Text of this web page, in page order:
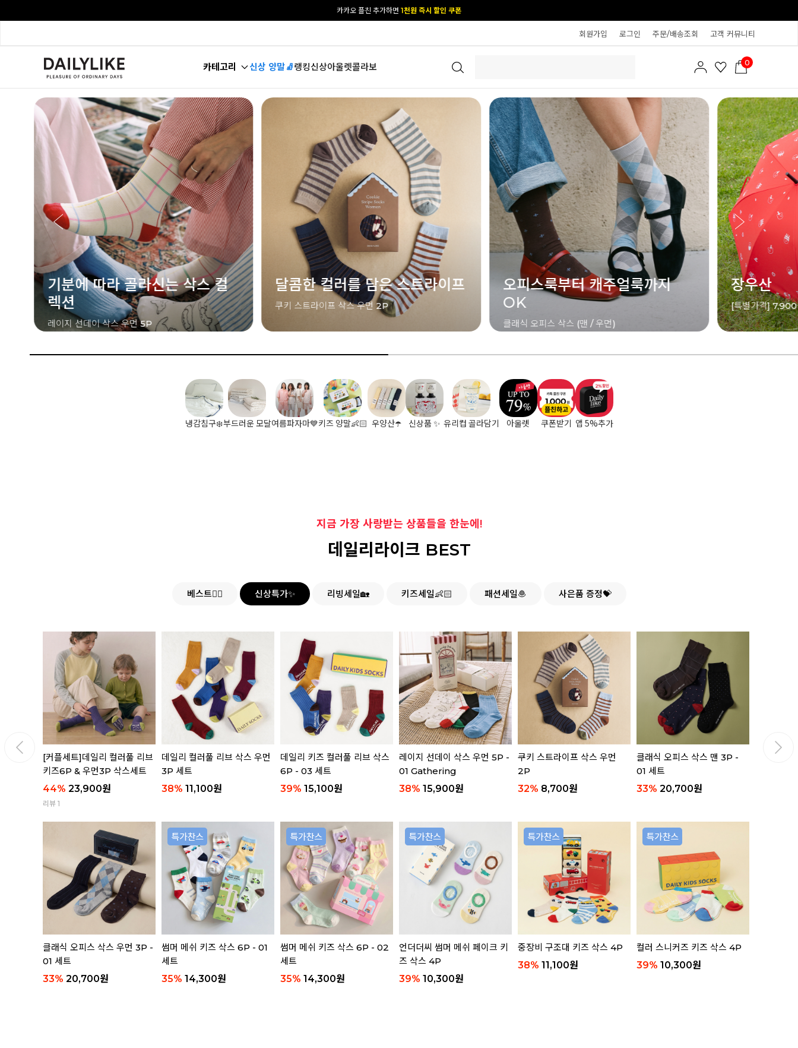
카카오 플친 추가하면 1천원 즉시 할인 쿠폰
회원가입 로그인 주문/배송조회 고객 커뮤니티
카테고리 신상 양말🧦랭킹신상아울렛콜라보 0
달콤한 컬러를 담은 스트라이프
쿠키 스트라이프 삭스 우먼 2P
오피스룩부터 캐주얼룩까지
OK
장우산
[특별가격] 7,900원
오디즈 섬
[특별가격]
냉감침구❄️부드러운 모달여름파자마💙키즈 양말👶🏻 우양산☂️ 신상품 ✨ 유리컵 골라담기 아울렛
플친하고
쿠폰받기 앱 5%추가
지금 가장 사랑받는 상품들을 한눈에!
데일리라이크 BEST
베스트👍🏻 신상특가✨ 리빙세일🏡 키즈세일👶🏻 패션세일🧆 사은품 증정💝
스 4P
[커플세트]데일리 컬러풀 리브
키즈6P & 우먼3P 삭스세트
44% 23,900원
리뷰 1
데일리 컬러풀 리브 삭스 우먼
3P 세트
38% 11,100원
데일리 키즈 컬러풀 리브 삭스
6P - 03 세트
39% 15,100원
레이지 선데이 삭스 우먼 5P -
01 Gathering
38% 15,900원
쿠키 스트라이프 삭스 우먼
2P
32% 8,700원
클래식 오피스 삭스 맨 3P -
01 세트
33% 20,700원
클래식 오피스 삭스 우먼 3P -
01 세트
33% 20,700원
썸머 메쉬 키즈 삭스 6P - 01
세트
35% 14,300원
썸머 메쉬 키즈 삭스 6P - 02
세트
35% 14,300원
언더더씨 썸머 메쉬 페이크 키
즈 삭스 4P
39% 10,300원
중장비 구조대 키즈 삭스 4P
38% 11,100원
컬러 스니커즈 키즈 삭스 4P
39% 10,300원
핸들 플